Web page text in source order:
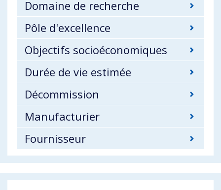
Domaine de recherche
Pôle d'excellence
Objectifs socioéconomiques
Durée de vie estimée
Décommission
Manufacturier
Fournisseur